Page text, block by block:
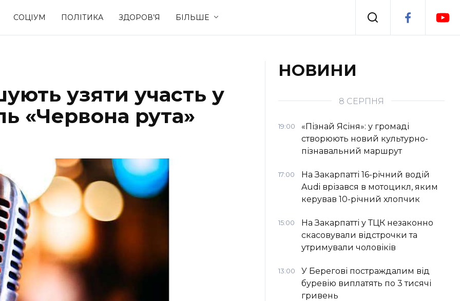
СОЦІУМ ПОЛІТИКА ЗДОРОВ’Я БІЛЬШЕ
Події
Спорт Стиль життя
узяти участь у
«Червона рута»
НОВИНИ
8 СЕРПНЯ
19:00
«Пізнай Ясіня»: у громаді
створюють новий культурно-
пізнавальний маршрут
17:00
На Закарпатті 16-річний водій
Audi врізався в мотоцикл, яким
керував 10-річний хлопчик
15:00
На Закарпатті у ТЦК незаконно
скасовували відстрочки та
утримували чоловіків
13:00
У Берегові постраждалим від
буревію виплатять по 3 тисячі
гривень